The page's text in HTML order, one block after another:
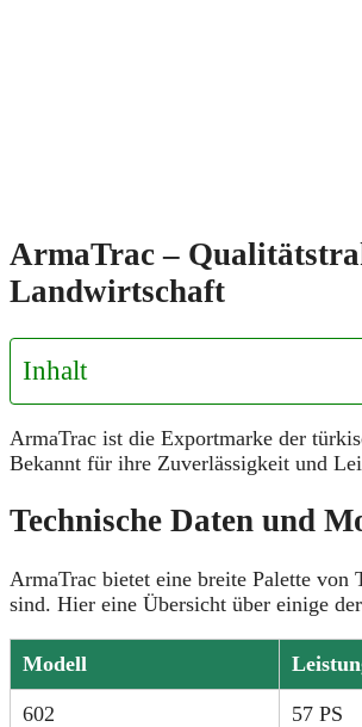
ArmaTrac –
Landwirtschaft
Inhalt
ArmaTrac ist die Exportmarke der
Bekannt für ihre Zuverlässigkeit und
Technische Daten und
ArmaTrac bietet eine breite Palette
sind. Hier eine Übersicht über einige
Modell
602 57 PS